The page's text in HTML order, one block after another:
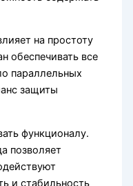
на простоту
обеспечивать все
параллельных
защиты
функционалу.
позволяет
и стабильность